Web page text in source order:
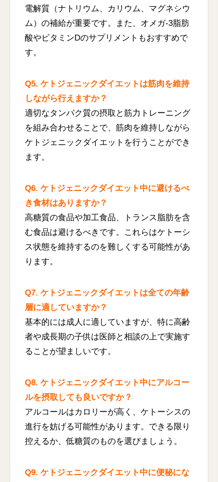
電解質（ナトリウム、カリウム、マグネシウ
ム）の補給が重要です。また、オメガ-3脂肪
酸やビタミンDのサプリメントもおすすめで
す。
Q5. ケトジェニックダイエットは筋肉を維持
しながら行えますか？
適切なタンパク質の摂取と筋力トレーニング
を組み合わせることで、筋肉を維持しながら
ケトジェニックダイエットを行うことができ
ます。
Q6. ケトジェニックダイエット中に避けるべ
き食材はありますか？
高糖質の食品や加工食品、トランス脂肪を含
む食品は避けるべきです。これらはケトーシ
ス状態を維持するのを難しくする可能性があ
ります。
Q7. ケトジェニックダイエットは全ての年齢
層に適していますか？
基本的には成人に適していますが、特に高齢
者や成長期の子供は医師と相談の上で実施す
ることが望ましいです。
Q8. ケトジェニックダイエット中にアルコー
ルを摂取しても良いですか？
アルコールはカロリーが高く、ケトーシスの
進行を妨げる可能性があります。できる限り
控えるか、低糖質のものを選びましょう。
Q9. ケトジェニックダイエット中に便秘にな